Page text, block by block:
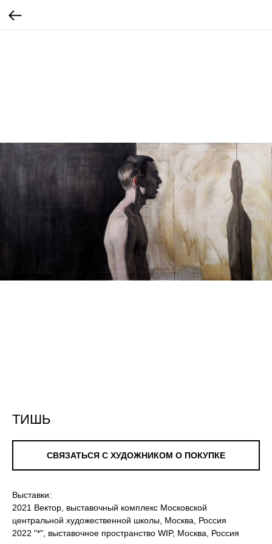
ТИШЬ
СВЯЗАТЬСЯ С ХУДОЖНИКОМ О ПОКУПКЕ
Выставки:
2021 Вектор, выставочный комплекс Московской
центральной художественной школы, Москва, Россия
2022 "*", выставочное пространство WIP, Москва, Россия